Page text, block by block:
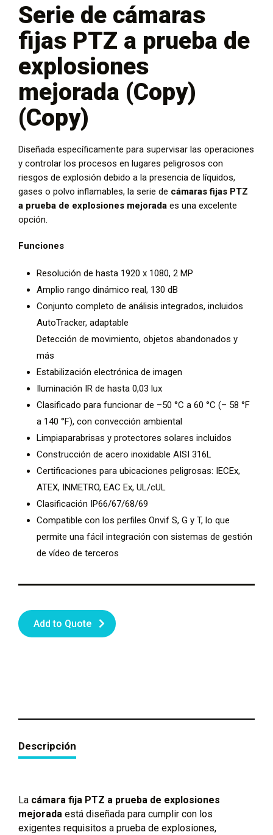
Serie de cámaras
fijas PTZ a prueba de
explosiones
mejorada (Copy)
(Copy)
Diseñada específicamente para supervisar las operaciones
y controlar los procesos en lugares peligrosos con
riesgos de explosión debido a la presencia de líquidos,
gases o polvo inflamables, la serie de cámaras fijas PTZ
a prueba de explosiones mejorada es una excelente
opción.
Funciones
Resolución de hasta 1920 x 1080, 2 MP
Amplio rango dinámico real, 130 dB
Conjunto completo de análisis integrados, incluidos
AutoTracker, adaptable
Detección de movimiento, objetos abandonados y
más
Estabilización electrónica de imagen
Iluminación IR de hasta 0,03 lux
Clasificado para funcionar de –50 °C a 60 °C (– 58 °F
a 140 °F), con convección ambiental
Limpiaparabrisas y protectores solares incluidos
Construcción de acero inoxidable AISI 316L
Certificaciones para ubicaciones peligrosas: IECEx,
ATEX, INMETRO, EAC Ex, UL/cUL
Clasificación IP66/67/68/69
Compatible con los perfiles Onvif S, G y T, lo que
permite una fácil integración con sistemas de gestión
de vídeo de terceros
Add to Quote
Descripción
La cámara fija PTZ a prueba de explosiones
mejorada está diseñada para cumplir con los
exigentes requisitos a prueba de explosiones,